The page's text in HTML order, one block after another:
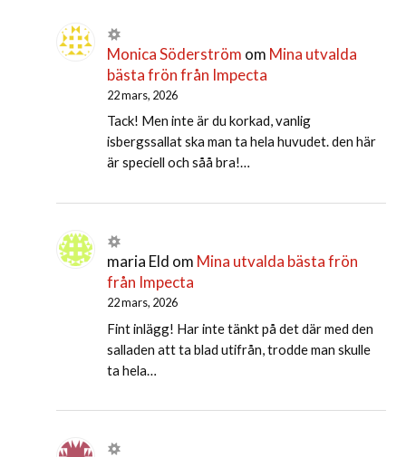
Monica Söderström om Mina utvalda
bästa frön från Impecta
22 mars, 2026
Tack! Men inte är du korkad, vanlig
isbergssallat ska man ta hela huvudet. den här
är speciell och såå bra!…
maria Eld om Mina utvalda bästa frön
från Impecta
22 mars, 2026
Fint inlägg! Har inte tänkt på det där med den
salladen att ta blad utifrån, trodde man skulle
ta hela…